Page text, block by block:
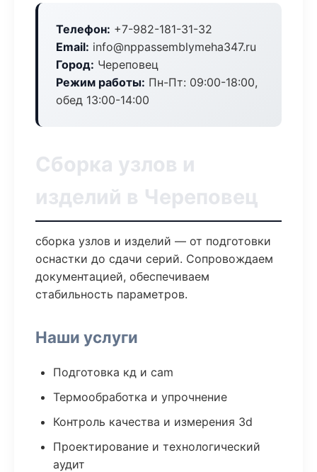
Телефон: +7-982-181-31-32
Email: info@nppassemblymeha347.ru
Город: Череповец
Режим работы: Пн-Пт: 09:00-18:00,
обед 13:00-14:00
Сборка узлов и
изделий в Череповец
сборка узлов и изделий — от подготовки
оснастки до сдачи серий. Сопровождаем
документацией, обеспечиваем
стабильность параметров.
Наши услуги
Подготовка кд и cam
Термообработка и упрочнение
Контроль качества и измерения 3d
Проектирование и технологический
аудит